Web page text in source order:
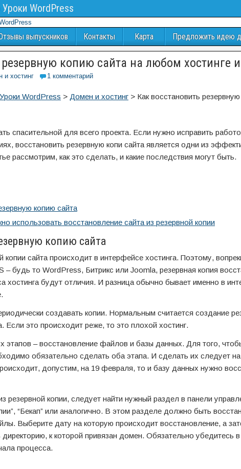
WordPress
выпускников Контакты Карта Предложить идею
копию сайта на любом хостинге и
и хостинг 1 комментарий
WordPress > Домен и хостинг > Как восстановить
спасительной для всего проекта. Если нужно исправить
восстановить резервную копи сайта является одни из
рассмотрим, как это сделать, и какие последствия могут быть.
копию сайта
использовать восстановление сайта из резервной копии
копию сайта
копии сайта происходит в интерфейсе хостинга. Поэтому,
– будь то WordPress, Битрикс или Joomla, резервная копия
хостинга будут отличия. И разница обычно бывает именно в
создавать копии. Нормальным считается создание
Если это происходит реже, то это плохой хостинг.
этапов – восстановление файлов и базы данных. Для того,
обязательно сделать оба этапа. И сделать их следует
допустим, на 19 февраля, то и базу данных нужно
резервной копии, следует найти нужный раздел в панели
“Бекап” или аналогично. В этом разделе должно быть
Выберите дату на которую происходит восстановление, а
директорию, к которой привязан домен. Обязательно убедитесь
процесса.